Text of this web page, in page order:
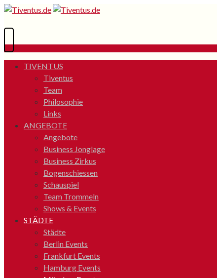
TIVENTUS
Tiventus
Team
Philosophie
Links
ANGEBOTE
Angebote
Business Jonglage
Business Zirkus
Bogenschiessen
Schauspiel
Team Trommeln
Shows & Events
STÄDTE
Städte
Berlin Events
Frankfurt Events
Hamburg Events